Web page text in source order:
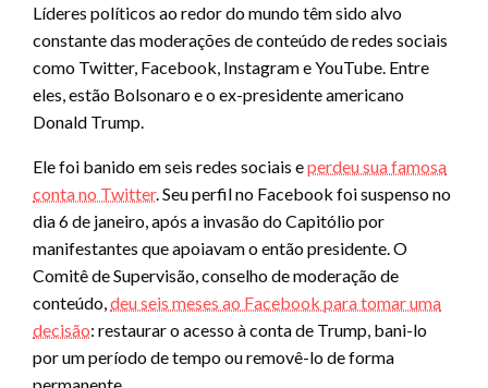
Líderes políticos ao redor do mundo têm sido alvo
constante das moderações de conteúdo de redes sociais
como Twitter, Facebook, Instagram e YouTube. Entre
eles, estão Bolsonaro e o ex-presidente americano
Donald Trump.
Ele foi banido em seis redes sociais eperdeu sua famosa
conta no Twitter. Seu perfil no Facebook foi suspenso no
dia 6 de janeiro, após a invasão do Capitólio por
manifestantes que apoiavam o então presidente. O
Comitê de Supervisão, conselho de moderação de
conteúdo,deu seis meses ao Facebook para tomar uma
decisão: restaurar o acesso à conta de Trump, bani-lo
por um período de tempo ou removê-lo de forma